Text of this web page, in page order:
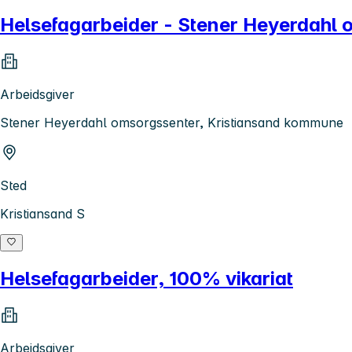
Helsefagarbeider - Stener Heyerdahl
Arbeidsgiver
Stener Heyerdahl omsorgssenter, Kristiansand kommune
Sted
Kristiansand S
Helsefagarbeider, 100% vikariat
Arbeidsgiver